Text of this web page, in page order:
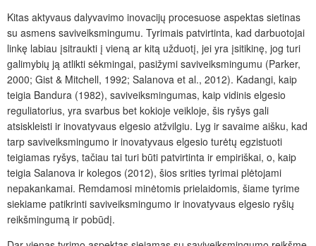
Kitas aktyvaus dalyvavimo inovacijų procesuose aspektas sietinas
su asmens saviveiksmingumu. Tyrimais patvirtinta, kad darbuotojai
linkę labiau įsitraukti į vieną ar kitą užduotį, jei yra įsitikinę, jog turi
galimybių ją atlikti sėkmingai, pasižymi saviveiksmingumu (Parker,
2000; Gist & Mitchell, 1992; Salanova et al., 2012). Kadangi, kaip
teigia Bandura (1982), saviveiksmingumas, kaip vidinis elgesio
reguliatorius, yra svarbus bet kokioje veikloje, šis ryšys gali
atsiskleisti ir inovatyvaus elgesio atžvilgiu. Lyg ir savaime aišku, kad
tarp saviveiksmingumo ir inovatyvaus elgesio turėtų egzistuoti
teigiamas ryšys, tačiau tai turi būti patvirtinta ir empiriškai, o, kaip
teigia Salanova ir kolegos (2012), šios srities tyrimai plėtojami
nepakankamai. Remdamosi minėtomis prielaidomis, šiame tyrime
siekiame patikrinti saviveiksmingumo ir inovatyvaus elgesio ryšių
reikšmingumą ir pobūdį.